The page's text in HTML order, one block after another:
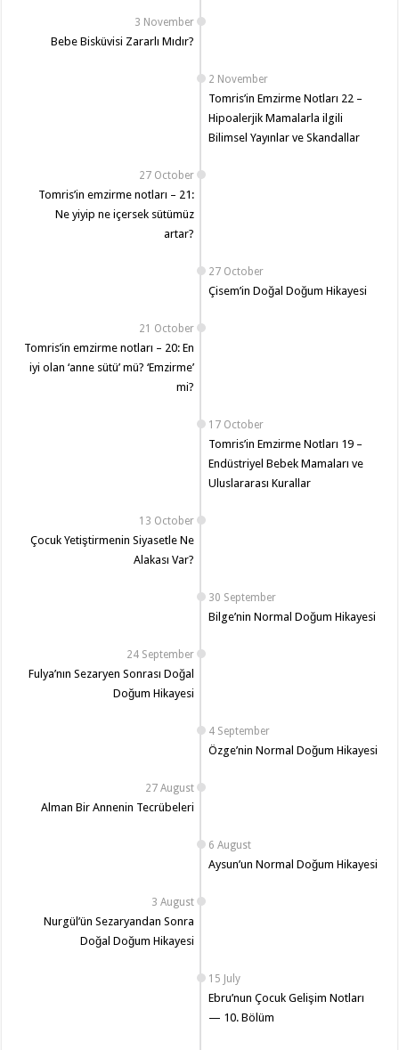
3 November
Bebe Bisküvisi Zararlı Mıdır?
2 November
Tomris’in Emzirme Notları 22 –
Hipoalerjik Mamalarla ilgili
Bilimsel Yayınlar ve Skandallar
27 October
Tomris’in emzirme notları – 21:
Ne yiyip ne içersek sütümüz
artar?
27 October
Çisem’in Doğal Doğum Hikayesi
21 October
Tomris’in emzirme notları – 20: En
iyi olan ‘anne sütü’ mü? ‘Emzirme’
mi?
17 October
Tomris’in Emzirme Notları 19 –
Endüstriyel Bebek Mamaları ve
Uluslararası Kurallar
13 October
Çocuk Yetiştirmenin Siyasetle Ne
Alakası Var?
30 September
Bilge’nin Normal Doğum Hikayesi
24 September
Fulya’nın Sezaryen Sonrası Doğal
Doğum Hikayesi
4 September
Özge’nin Normal Doğum Hikayesi
27 August
Alman Bir Annenin Tecrübeleri
6 August
Aysun’un Normal Doğum Hikayesi
3 August
Nurgül’ün Sezaryandan Sonra
Doğal Doğum Hikayesi
15 July
Ebru’nun Çocuk Gelişim Notları
— 10. Bölüm